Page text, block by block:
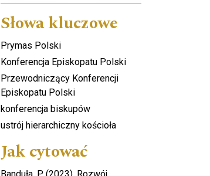
Słowa kluczowe
Prymas Polski
Konferencja Episkopatu Polski
Przewodniczący Konferencji
Episkopatu Polski
konferencja biskupów
ustrój hierarchiczny kościoła
Jak cytować